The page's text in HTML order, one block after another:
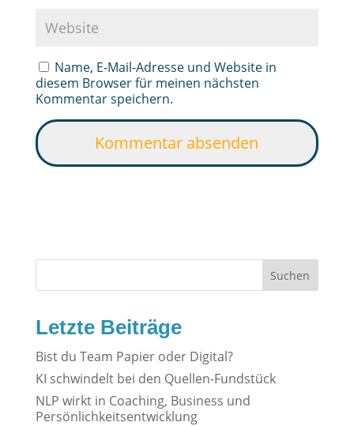
Name, E-Mail-Adresse und Website in
diesem Browser für meinen nächsten
Kommentar speichern.
Suchen
Letzte Beiträge
Bist du Team Papier oder Digital?
KI schwindelt bei den Quellen-Fundstück
NLP wirkt in Coaching, Business und
Persönlichkeitsentwicklung